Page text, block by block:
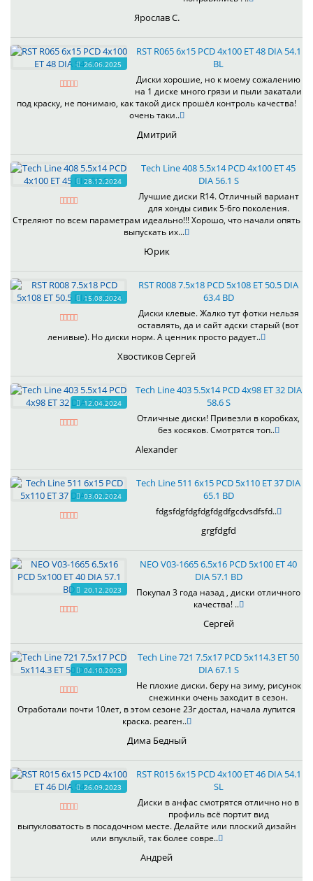
Ярослав С.
26.06.2025
RST R065 6x15 PCD 4x100 ET 48 DIA 54.1
BL
Диски хорошие, но к моему сожалению
на 1 диске много грязи и пыли закатали
под краску, не понимаю, как такой диск прошёл контроль качества!
очень таки..
Дмитрий
28.12.2024
Tech Line 408 5.5x14 PCD 4x100 ET 45
DIA 56.1 S
Лучшие диски R14. Отличный вариант
для хонды сивик 5-6го поколения.
Стреляют по всем параметрам идеально!!! Хорошо, что начали опять
выпускать их...
Юрик
15.08.2024
RST R008 7.5x18 PCD 5x108 ET 50.5 DIA
63.4 BD
Диски клевые. Жалко тут фотки нельзя
оставлять, да и сайт адски старый (вот
ленивые). Но диски норм. А ценник просто радует..
Хвостиков Сергей
12.04.2024
Tech Line 403 5.5x14 PCD 4x98 ET 32 DIA
58.6 S
Отличные диски! Привезли в коробках,
без косяков. Смотрятся топ..
Alexander
03.02.2024
Tech Line 511 6x15 PCD 5x110 ET 37 DIA
65.1 BD
fdgsfdgfdgfdgfdgdfgcdvsdfsfd..
grgfdgfd
20.12.2023
NEO V03-1665 6.5x16 PCD 5x100 ET 40
DIA 57.1 BD
Покупал 3 года назад , диски отличного
качества! ..
Сергей
04.10.2023
Tech Line 721 7.5x17 PCD 5x114.3 ET 50
DIA 67.1 S
Не плохие диски. беру на зиму, рисунок
снежинки очень заходит в сезон.
Отработали почти 10лет, в этом сезоне 23г достал, начала лупится
краска. реаген..
Дима Бедный
26.09.2023
RST R015 6x15 PCD 4x100 ET 46 DIA 54.1
SL
Диски в анфас смотрятся отлично но в
профиль всё портит вид
выпукловатость в посадочном месте. Делайте или плоский дизайн
или впуклый, так более совре..
Андрей